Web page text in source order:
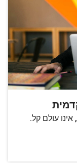
עולם קל.